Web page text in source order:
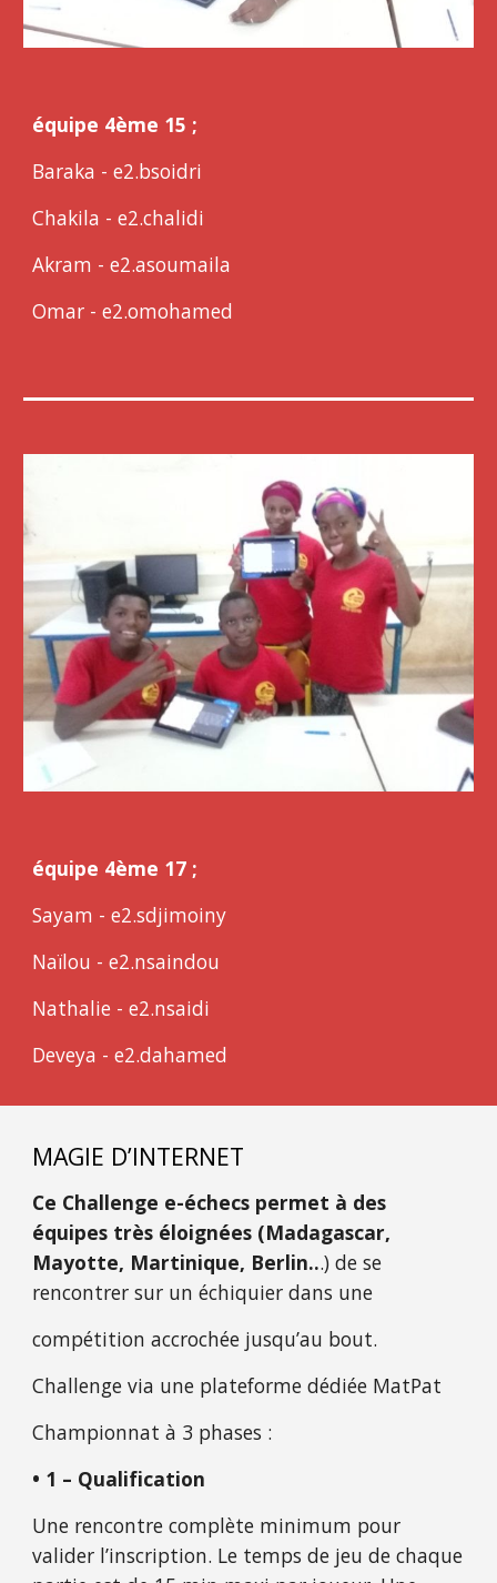
équipe 4ème 15 ;
Baraka - e2.bsoidri
Chakila - e2.chalidi
Akram - e2.asoumaila
Omar - e2.omohamed
équipe 4ème 17 ;
Sayam - e2.sdjimoiny
Naïlou - e2.nsaindou
Nathalie - e2.nsaidi
Deveya - e2.dahamed
MAGIE D’INTERNET
Ce Challenge e-échecs permet à des
équipes très éloignées (Madagascar,
Mayotte, Martinique, Berlin...) de se
rencontrer sur un échiquier dans une
compétition accrochée jusqu’au bout.
Challenge via une plateforme dédiée MatPat
Championnat à 3 phases :
• 1 – Qualification
Une rencontre complète minimum pour
valider l’inscription. Le temps de jeu de chaque